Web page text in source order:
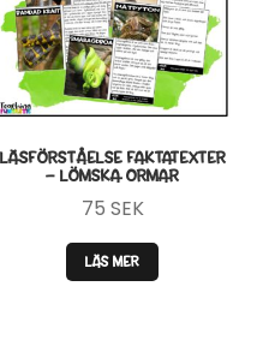
EXPANDERA
UNDERMENY
LÄSFÖRSTÅELSE FAKTATEXTER
– LÖMSKA ORMAR
75 SEK
LÄS MER